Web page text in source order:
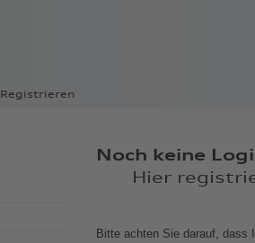
Registrieren
Noch keine
Hier
Bitte achten Sie darauf, dass